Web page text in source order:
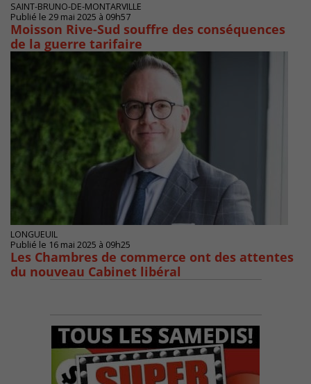
SAINT-BRUNO-DE-MONTARVILLE
Publié le 29 mai 2025 à 09h57
Moisson Rive-Sud souffre des conséquences
de la guerre tarifaire
LONGUEUIL
Publié le 16 mai 2025 à 09h25
Les Chambres de commerce ont des attentes
du nouveau Cabinet libéral